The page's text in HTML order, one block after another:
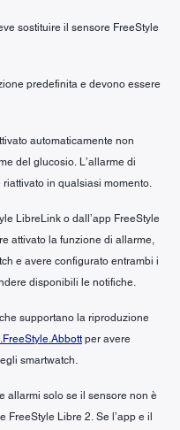
sostituire il sensore FreeStyle
predefinita e devono essere
automaticamente non
del glucosio. L’allarme di
in qualsiasi momento.
LibreLink o dall’app FreeStyle
attivato la funzione di allarme,
e avere configurato entrambi i
disponibili le notifiche.
supportano la riproduzione
per avere
smartwatch.
allarmi solo se il sensore non è
Libre 2. Se l’app e il